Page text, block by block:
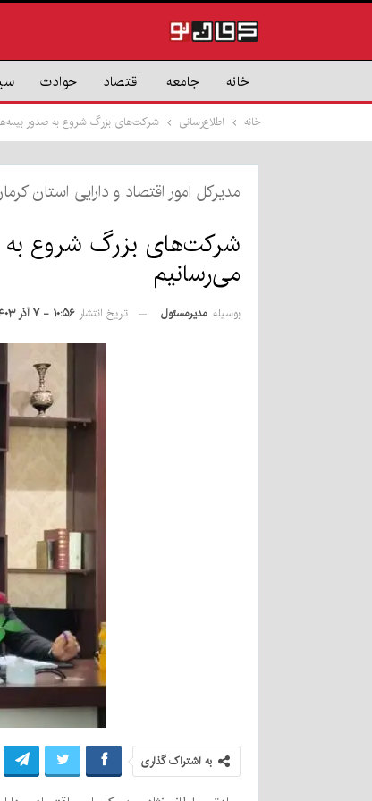
خانه جامعه اقتصاد حوادث
خانه اطلاع‌رسانی شرکت‌های بزرگ شروع به صدور
مدیرکل امور اقتصاد و دارایی استان
شرکت‌های بزرگ شروع به
می‌رسانیم
بوسیله مدیرمسئول تاریخ انتشار ۱۰:۵۶ - ۷ آذر ۱۴۰۳
به اشتراک گذاری